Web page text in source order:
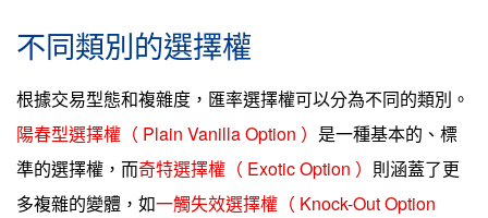
不同類別的選擇權
根據交易型態和複雜度，匯率選擇權可以分為不同的類別。
陽春型選擇權（ Plain Vanilla Option ） 是一種基本的、標
準的選擇權，而奇特選擇權（ Exotic Option ） 則涵蓋了更
多複雜的變體，如一觸失效選擇權（ Knock-Out Option